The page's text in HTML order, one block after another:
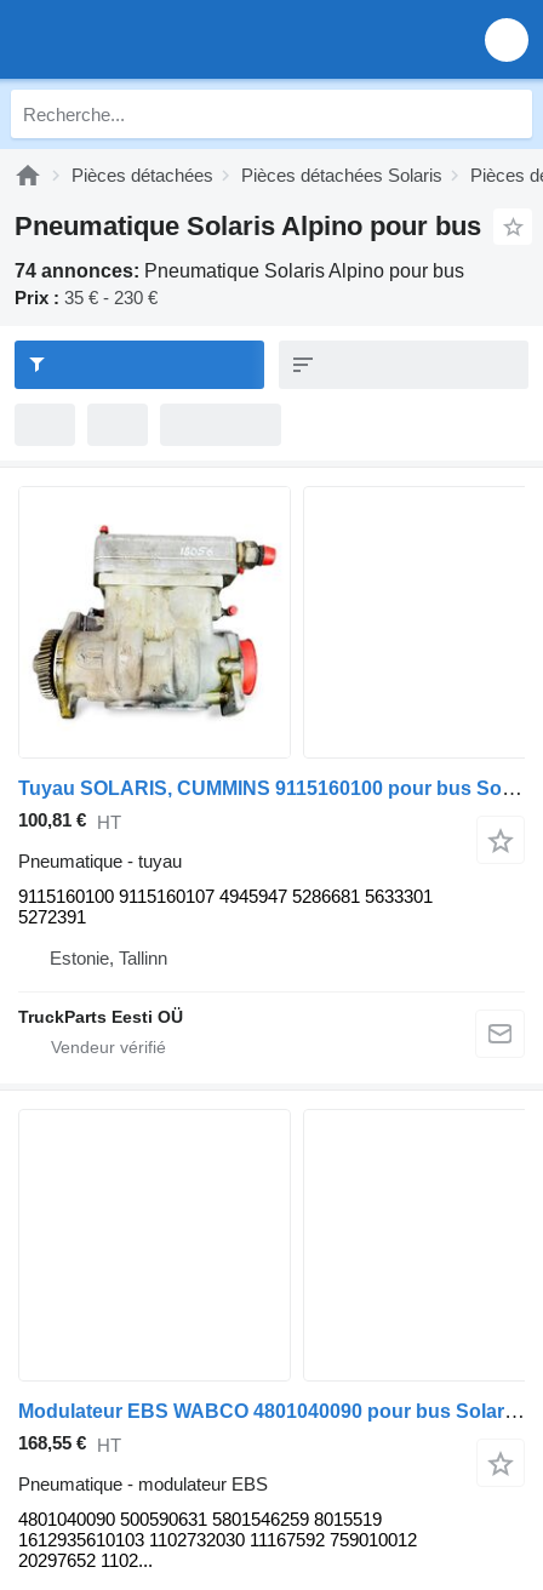
Pièces détachées Pièces détachées Solaris Pièces
Pneumatique Solaris Alpino pour bus
74 annonces: Pneumatique Solaris Alpino pour bus
Prix : 35 € - 230 €
Tuyau SOLARIS, CUMMINS 9115160100 pour bus Solaris Urbino, Alpino, Vacanza (1999-)
100,81 € HT
Pneumatique - tuyau
9115160100 9115160107 4945947 5286681 5633301
5272391
Estonie, Tallinn
TruckParts Eesti OÜ
Modulateur EBS WABCO 4801040090 pour bus Solaris Urbino, Alpino, Vacanza (1999-)
168,55 € HT
Pneumatique - modulateur EBS
4801040090 500590631 5801546259 8015519
1612935610103 1102732030 11167592 759010012
20297652 1102...